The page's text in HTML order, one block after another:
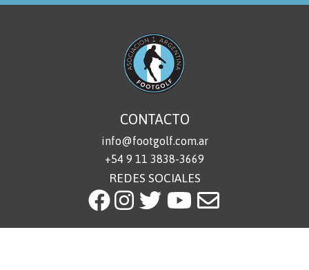
CONTACTO
info@footgolf.com.ar
+54 9 11 3838-3669
REDES SOCIALES